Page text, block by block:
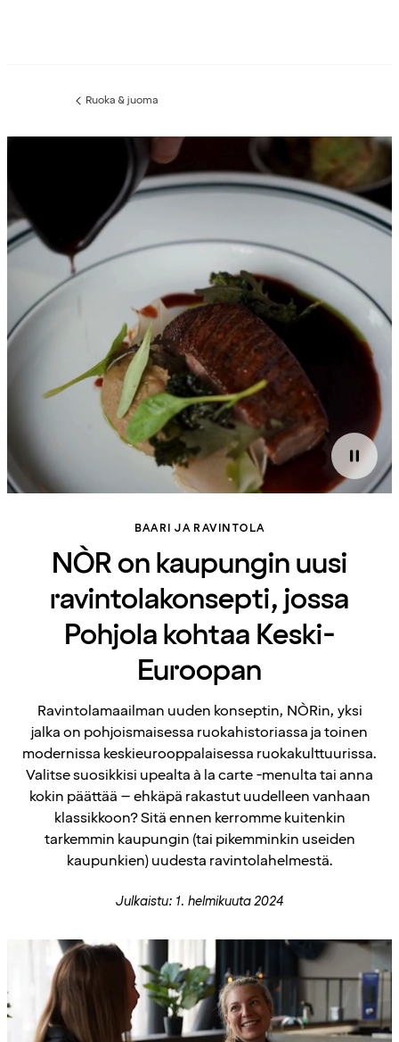
Edellinen
Ruoka & juoma
BAARI JA RAVINTOLA
NÒR on kaupungin uusi
ravintolakonsepti, jossa
Pohjola kohtaa Keski-
Euroopan
Ravintolamaailman uuden konseptin, NÒRin, yksi
jalka on pohjoismaisessa ruokahistoriassa ja toinen
modernissa keskieurooppalaisessa ruokakulttuurissa.
Valitse suosikkisi upealta à la carte -menulta tai anna
kokin päättää – ehkäpä rakastut uudelleen vanhaan
klassikkoon? Sitä ennen kerromme kuitenkin
tarkemmin kaupungin (tai pikemminkin useiden
kaupunkien) uudesta ravintolahelmestä.
Julkaistu: 1. helmikuuta 2024